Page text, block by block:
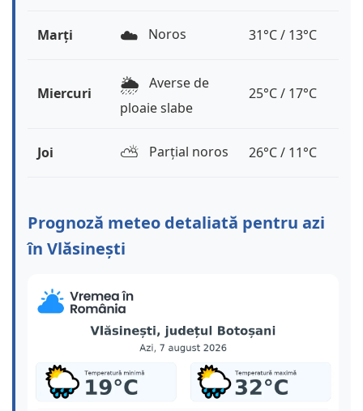
Marți ☁️ Noros 31°C / 13°C
Miercuri 🌦️ Averse de
ploaie slabe
25°C / 17°C
Joi ⛅️ Parțial noros 26°C / 11°C
Prognoză meteo detaliată pentru azi
în Vlăsinești